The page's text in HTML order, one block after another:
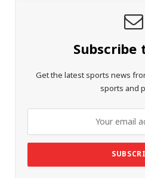
Subscribe
Get the latest sports news
sports and